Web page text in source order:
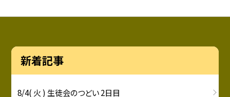
新着記事
8/4( 火 ) 生徒会のつどい 2日目